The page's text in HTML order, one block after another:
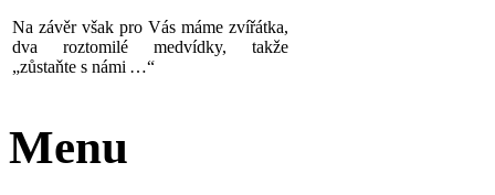
Na závěr však pro Vás máme zvířátka,
dva roztomilé medvídky, takže
„zůstaňte s námi …“
Menu